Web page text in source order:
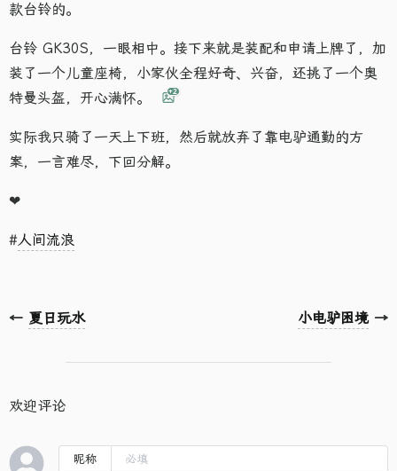
款台铃的。
台铃 GK30S，一眼相中。接下来就是装配和申请上牌了，加
装了一个儿童座椅，小家伙全程好奇、兴奋，还挑了一个奥
特曼头盔，开心满怀。
+2
实际我只骑了一天上下班，然后就放弃了靠电驴通勤的方
案，一言难尽，下回分解。
❤
#人间流浪
← 夏日玩水 小电驴困境→
欢迎评论
昵称